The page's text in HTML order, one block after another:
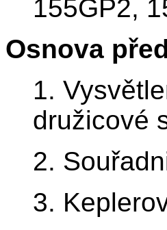
155GP2,
Osnova
1.
družicové
2.
3.